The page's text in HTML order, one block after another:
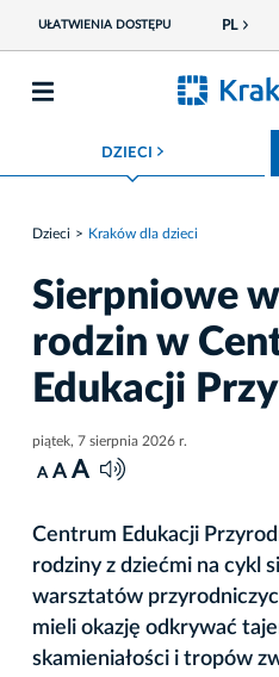
UŁATWIENIA DOSTĘPU PL
DZIECI ROZWIŃ MENU
Dzieci Kraków dla dzieci
Sierpniowe
rodzin w
Edukacji
piątek, 7 sierpnia 2026 r.
A A A
Centrum Edukacji
rodziny z dziećmi na cykl
warsztatów
mieli okazję odkrywać
skamieniałości i tropów